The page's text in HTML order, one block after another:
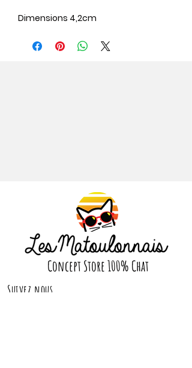
Dimensions 4,2cm
Concept Store 100% Chat
Suivez nous